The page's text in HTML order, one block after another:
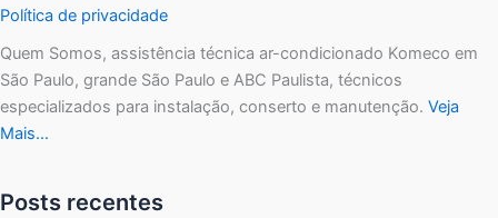
Política de privacidade
Quem Somos, assistência técnica ar-condicionado Komeco em
São Paulo, grande São Paulo e ABC Paulista, técnicos
especializados para instalação, conserto e manutenção. Veja
Mais…
Posts recentes